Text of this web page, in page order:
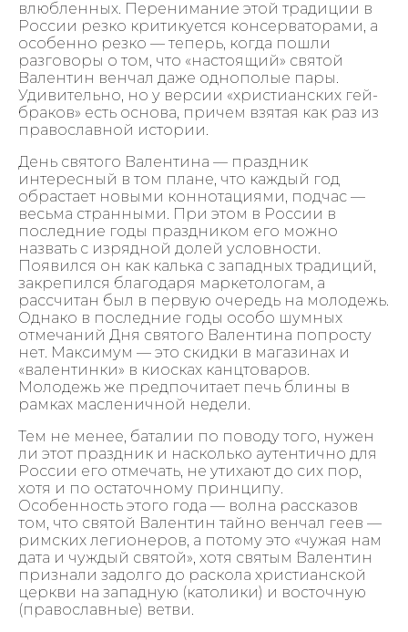
влюбленных. Перенимание этой традиции в
России резко критикуется консерваторами, а
особенно резко — теперь, когда пошли
разговоры о том, что «настоящий» святой
Валентин венчал даже однополые пары.
Удивительно, но у версии «христианских гей-
браков» есть основа, причем взятая как раз из
православной истории.
День святого Валентина — праздник
интересный в том плане, что каждый год
обрастает новыми коннотациями, подчас —
весьма странными. При этом в России в
последние годы праздником его можно
назвать с изрядной долей условности.
Появился он как калька с западных традиций,
закрепился благодаря маркетологам, а
рассчитан был в первую очередь на молодежь.
Однако в последние годы особо шумных
отмечаний Дня святого Валентина попросту
нет. Максимум — это скидки в магазинах и
«валентинки» в киосках канцтоваров.
Молодежь же предпочитает печь блины в
рамках масленичной недели.
Тем не менее, баталии по поводу того, нужен
ли этот праздник и насколько аутентично для
России его отмечать, не утихают до сих пор,
хотя и по остаточному принципу.
Особенность этого года — волна рассказов
том, что святой Валентин тайно венчал геев —
римских легионеров, а потому это «чужая нам
дата и чуждый святой», хотя святым Валентин
признали задолго до раскола христианской
церкви на западную (католики) и восточную
(православные) ветви.